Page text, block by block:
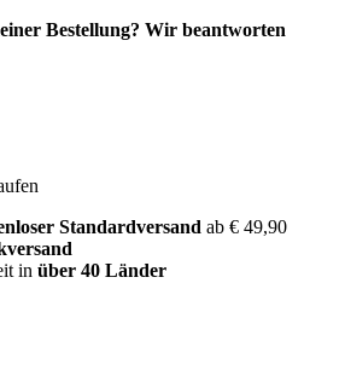
Bestellung? Wir beantworten
Standardversand ab € 49,90
in über 40 Länder